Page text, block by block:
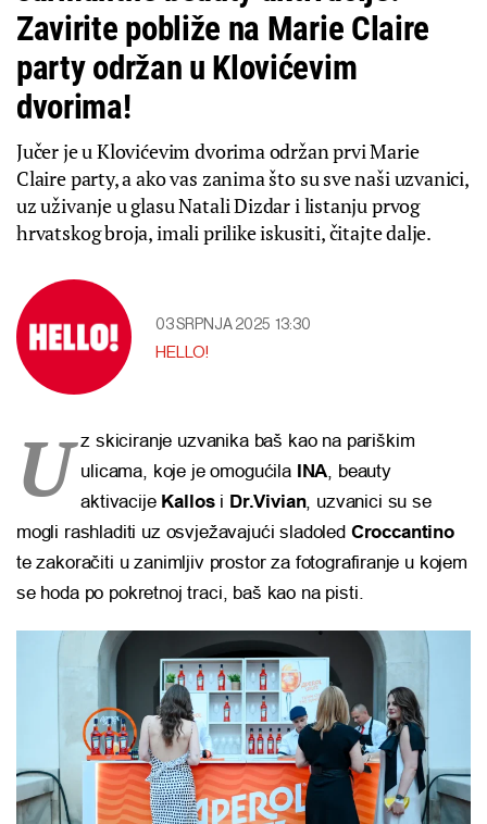
Zavirite pobliže na Marie Claire
party održan u Klovićevim
dvorima!
Jučer je u Klovićevim dvorima održan prvi Marie
Claire party, a ako vas zanima što su sve naši uzvanici,
uz uživanje u glasu Natali Dizdar i listanju prvog
hrvatskog broja, imali prilike iskusiti, čitajte dalje.
03 SRPNJA 2025 13:30
HELLO!
U z skiciranje uzvanika baš kao na pariškim
ulicama, koje je omogućila INA , beauty
aktivacije Kallosi Dr.Vivian, uzvanici su se
mogli rashladiti uz osvježavajući sladoled Croccantino
te zakoračiti u zanimljiv prostor za fotografiranje u kojem
se hoda po pokretnoj traci, baš kao na pisti.